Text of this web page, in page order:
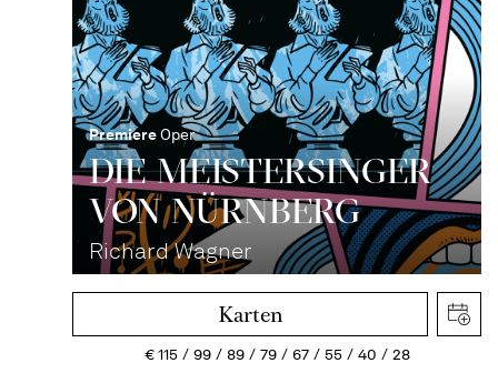
PremiereOper
DIE MEISTERSINGER
VON NÜRNBERG
Richard Wagner
Karten
€115 99 89 79 67 55 40
28